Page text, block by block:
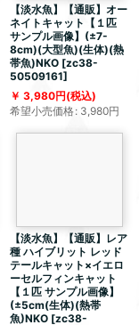
【淡水魚】【通販】オー
ネイトキャット【１匹
サンプル画像】(±7-
8cm)(大型魚)(生体)(熱
帯魚)NKO [zc38-
50509161]
3,980円(税込)
希望小売価格: 3,980円
【淡水魚】【通販】レア
種 ハイブリット レッド
テールキャット×イエロ
ーセルフィンキャット
【１匹 サンプル画像】
(±5cm(生体)(熱帯
魚)NKO [zc38-